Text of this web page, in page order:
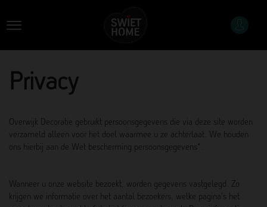
Privacy
Overwijk Decoratie gebruikt persoonsgegevens die via deze site worden
verzameld alleen voor het doel waarmee u ze achterlaat. We houden
ons hierbij aan de Wet bescherming persoonsgegevens*.
Wanneer u onze website bezoekt, worden gegevens vastgelegd. Zo
krijgen we informatie over het aantal bezoekers, welke pagina's het